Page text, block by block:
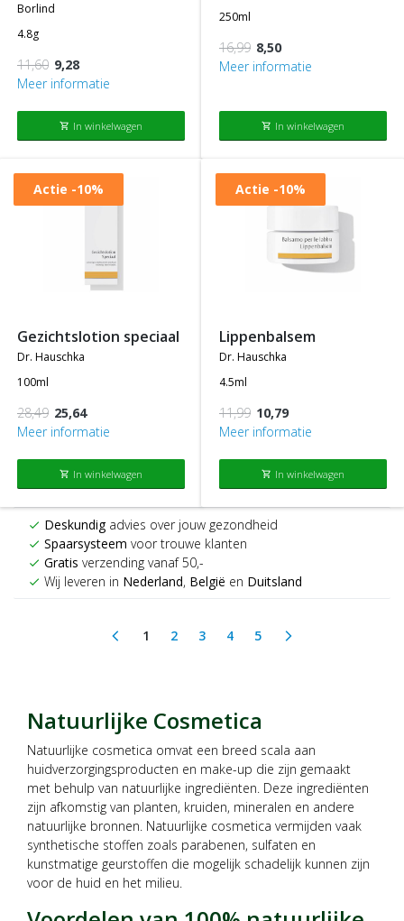
borlind
4.8g
11,60 9,28
Meer informatie
shopping_cart In winkelwagen
250ml
16,99 8,50
Meer informatie
shopping_cart In winkelwagen
Actie -10%
gezichtslotion speciaal
dr. hauschka
100ml
28,49 25,64
Meer informatie
shopping_cart In winkelwagen
Actie -10%
lippenbalsem
dr. hauschka
4.5ml
11,99 10,79
Meer informatie
shopping_cart In winkelwagen
check Deskundigadvies over jouw gezondheid
check Spaarsysteem voor trouwe klanten
check Gratis verzending vanaf 50,-
check Wij leveren in Nederland, België en Duitsland
arrow_back_ios 1(current)
2 3 4 5 arrow_forward_ios
Natuurlijke Cosmetica
Natuurlijke cosmetica omvat een breed scala aan
huidverzorgingsproducten en make-up die zijn gemaakt
met behulp van natuurlijke ingrediënten. Deze ingrediënten
zijn afkomstig van planten, kruiden, mineralen en andere
natuurlijke bronnen. Natuurlijke cosmetica vermijden vaak
synthetische stoffen zoals parabenen, sulfaten en
kunstmatige geurstoffen die mogelijk schadelijk kunnen zijn
voor de huid en het milieu.